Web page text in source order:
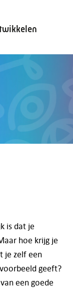
is dat je
hoe krijg je
je zelf een
geeft?
een goede